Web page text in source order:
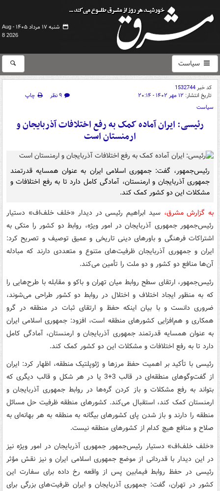
شنبه ۱۷ مرداد ۱۴۰۵ -
Aug
8 2026
سیاست
کد خبر1532744
تاریخ انتشار: ۱۲ مهر ۱۴۰۲ - ۲۰:۱۴ ۹ نظر
چاپ
سیاست
رئیسی: ایران آماده کمک به رفع اختلافات آذربایجان و
ارمنستان است
رئیس‌جمهور، گفت: جمهوری اسلامی ایران به عنوان همسایه قدرتمند
جمهوری آذربایجان و ارمنستان، آمادگی کامل دارد تا به رفع اختلافات و
مشکلات این دو کشور کمک کند.
به گزارش مشرق، سید ابراهیم رئیسی در دیدار «خلف خلف‌اف» دستیار
رئیس‌جمهور جمهوری آذربایجان در امور ویژه، روابط دو کشور را متکی به
اشتراکات فرهنگی و باورهای دینی تاریخی و عمیق توصیف و تصریح کرد:
ایران و جمهوری آذربایجان ظرفیت‌های متنوع و متعددی دارند که مبادله
آن‌ها منافع دو کشور و دو ملت را تأمین می‌کند.
رئیس‌جمهور، ارتقای سطح روابط میان تهران و باکو و مقابله با طرح‌هایی را
که به منظور ایجاد اختلاف و اختلال در روابط دو کشور طراحی می‌شوند،
ضروری دانست و با بیان اینکه حفظ و ارتقای ثبات در منطقه در گرو
همکاری و هم‌افزایی کشورهای منطقه است، افزود: جمهوری اسلامی ایران
به عنوان همسایه قدرتمند جمهوری آذربایجان و ارمنستان، آمادگی کامل
دارد تا به رفع اختلافات و مشکلات این دو کشور کمک کند.
رئیسی با تأکید بر اهمیت حفظ مرزها و ژئوپلتیک منطقه، اظهار کرد: ایران
از گفت‌وگوهای منطقه‌ای در قالب 3+3 یا در هر شکل و قالب دیگری که
بتواند به رفع مشکلات و باز کردن گره‌ها در روابط جمهوری آذربایجان و
ارمنستان کمک کند، استقبال می‌کند. کشورهای منطقه ظرفیت حل مسائل
منطقه را دارند و باز شدن پای کشورهای بیگانه به منطقه به هر بهانه‌ای به
صلاح و منافع هیچ کدام از کشورهای منطقه نیست.
«خلف خلف‌اف» دستیار رئیس‌جمهور جمهوری آذربایجان در امور ویژه نیز
در این دیدار با قدردانی از موضع جمهوری اسلامی ایران و نیز نقش مؤثر
رئیسی در حفظ روابط فیمابین پس از واقعه رخ داده برای سفارت این
کشور در تهران، گفت: جمهوری آذربایجان و ایران ظرفیت‌های بزرگی برای